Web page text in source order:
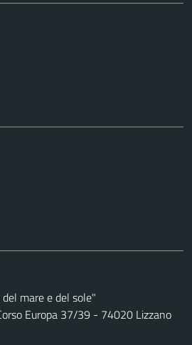
mare e del sole"
Europa 37/39 - 74020 Lizzano